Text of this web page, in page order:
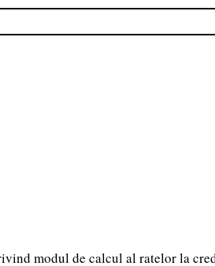
modul de calcul al ratelor la